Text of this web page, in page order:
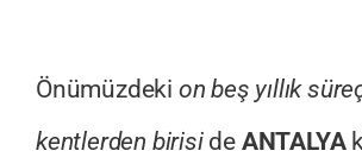
Önümüzdeki on beş yıllık
kentlerden biriside ANTALYA